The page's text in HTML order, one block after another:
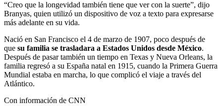
“Creo que la longevidad también tiene que ver con la suerte”, dijo
Branyas, quien utilizó un dispositivo de voz a texto para expresarse
más adelante en su vida.
Nació en San Francisco el 4 de marzo de 1907, poco después de
que su familia se trasladara a Estados Unidos desde México.
Después de pasar también un tiempo en Texas y Nueva Orleans, la
familia regresó a su España natal en 1915, cuando la Primera Guerra
Mundial estaba en marcha, lo que complicó el viaje a través del
Atlántico.
Con información de CNN